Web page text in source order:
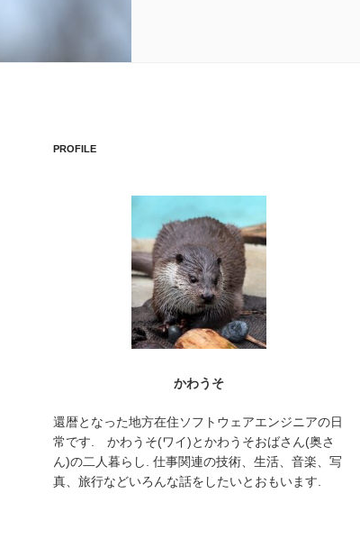
PROFILE
かわうそ
還暦となった地方在住ソフトウェアエンジニアの日
常です. かわうそ(ワイ)とかわうそおばさん(奥さ
ん)の二人暮らし. 仕事関連の技術、生活、音楽、写
真、旅行などいろんな話をしたいとおもいます.